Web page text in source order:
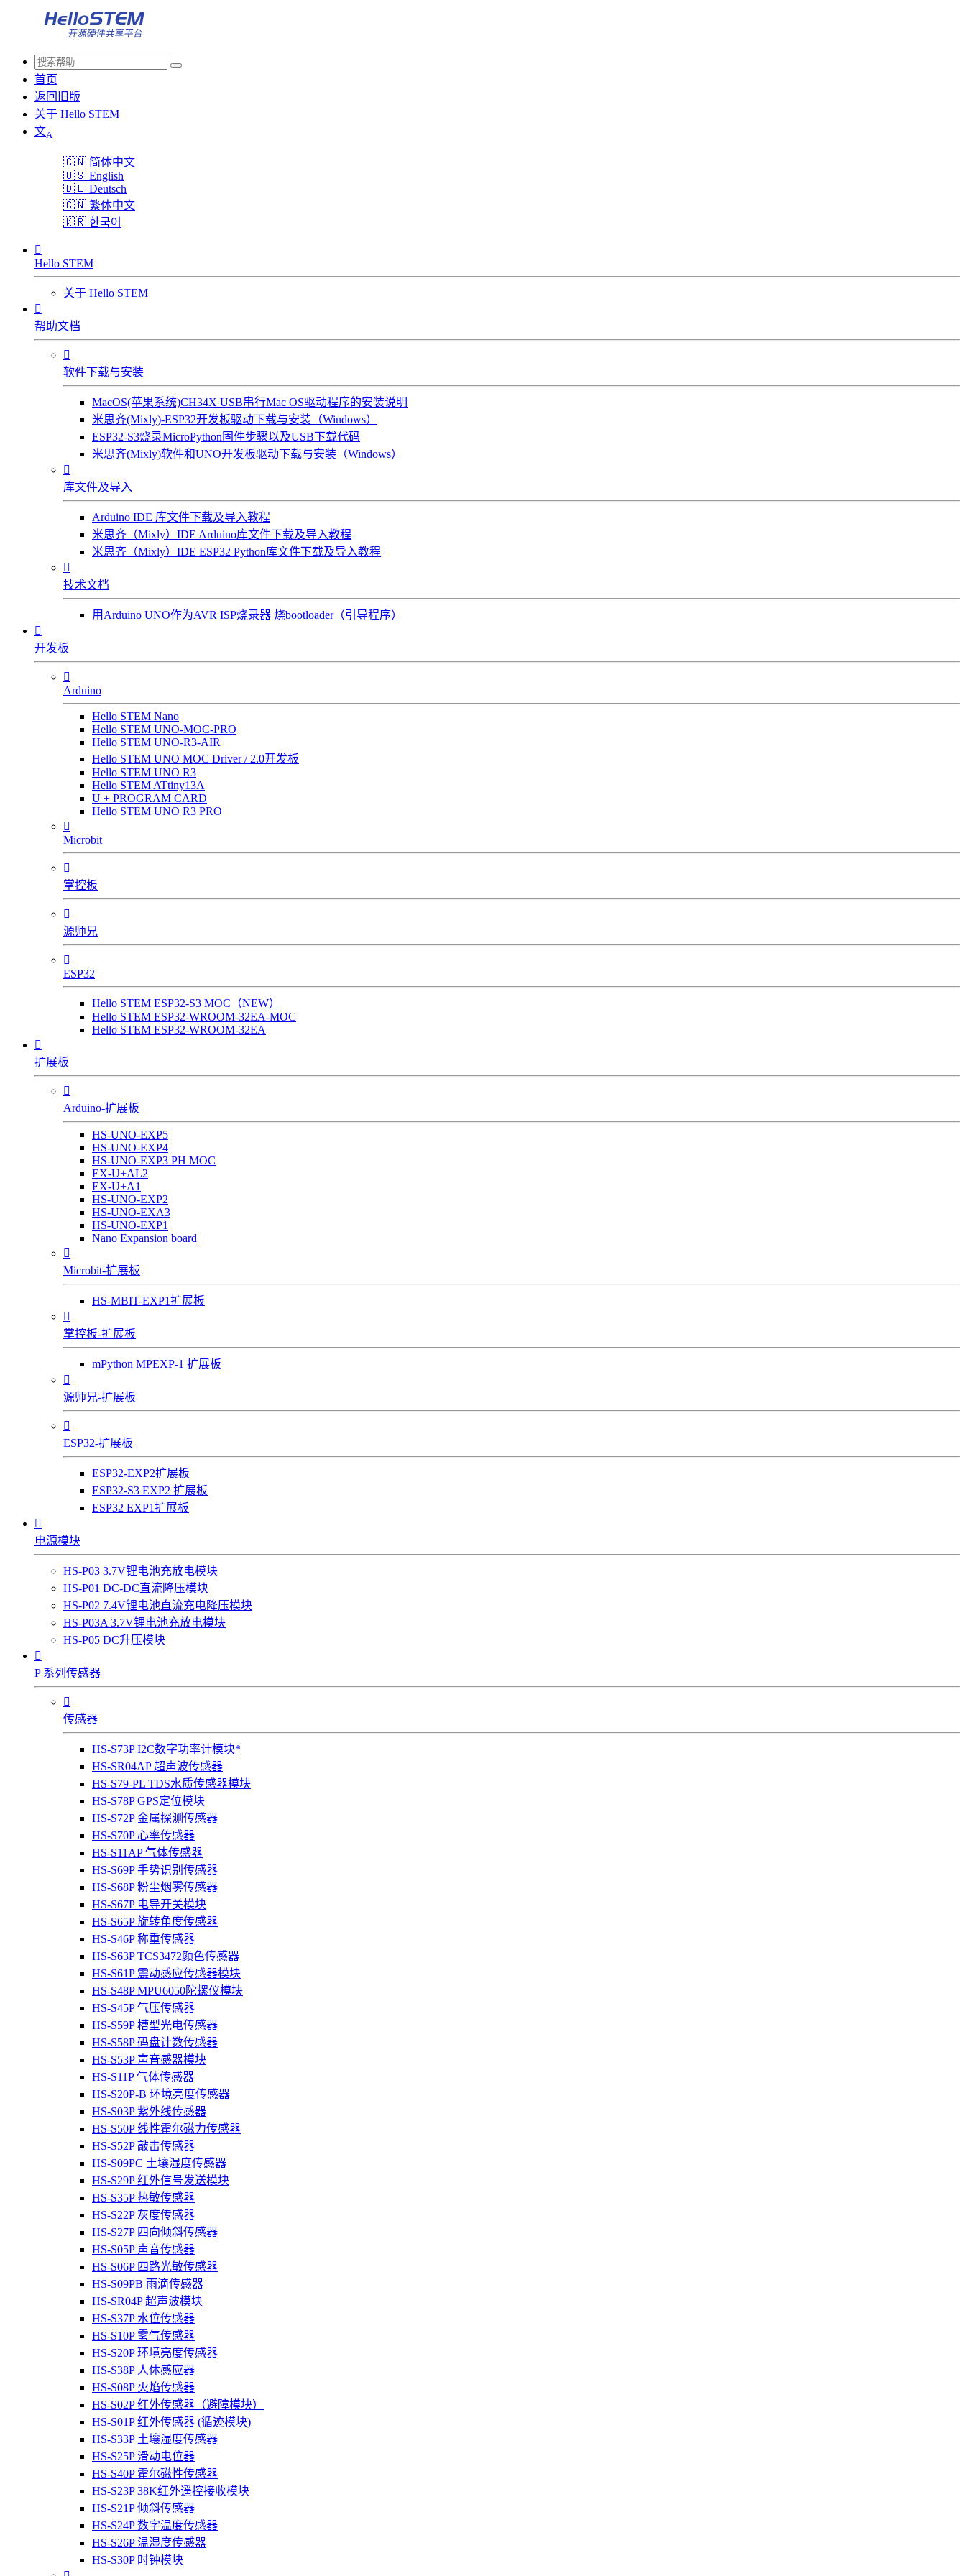
首页
返回旧版
关于 Hello STEM
文A
🇨🇳 简体中文
🇺🇸 English
🇩🇪 Deutsch
🇨🇳 繁体中文
🇰🇷 한국어

Hello STEM
关于 Hello STEM

帮助文档

软件下载与安装
MacOS(苹果系统)CH34X USB串行Mac OS驱动程序的安装说明
米思齐(Mixly)-ESP32开发板驱动下载与安装（Windows）
ESP32-S3烧录MicroPython固件步骤以及USB下载代码
米思齐(Mixly)软件和UNO开发板驱动下载与安装（Windows）

库文件及导入
Arduino IDE 库文件下载及导入教程
米思齐（Mixly）IDE Arduino库文件下载及导入教程
米思齐（Mixly）IDE ESP32 Python库文件下载及导入教程

技术文档
用Arduino UNO作为AVR ISP烧录器 烧bootloader（引导程序）

开发板

Arduino
Hello STEM Nano
Hello STEM UNO-MOC-PRO
Hello STEM UNO-R3-AIR
Hello STEM UNO MOC Driver / 2.0开发板
Hello STEM UNO R3
Hello STEM ATtiny13A
U + PROGRAM CARD
Hello STEM UNO R3 PRO

Microbit

掌控板

源师兄

ESP32
Hello STEM ESP32-S3 MOC（NEW）
Hello STEM ESP32-WROOM-32EA-MOC
Hello STEM ESP32-WROOM-32EA

扩展板

Arduino-扩展板
HS-UNO-EXP5
HS-UNO-EXP4
HS-UNO-EXP3 PH MOC
EX-U+AL2
EX-U+A1
HS-UNO-EXP2
HS-UNO-EXA3
HS-UNO-EXP1
Nano Expansion board

Microbit-扩展板
HS-MBIT-EXP1扩展板

掌控板-扩展板
mPython MPEXP-1 扩展板

源师兄-扩展板

ESP32-扩展板
ESP32-EXP2扩展板
ESP32-S3 EXP2 扩展板
ESP32 EXP1扩展板

电源模块
HS-P03 3.7V锂电池充放电模块
HS-P01 DC-DC直流降压模块
HS-P02 7.4V锂电池直流充电降压模块
HS-P03A 3.7V锂电池充放电模块
HS-P05 DC升压模块

P 系列传感器

传感器
HS-S73P I2C数字功率计模块*
HS-SR04AP 超声波传感器
HS-S79-PL TDS水质传感器模块
HS-S78P GPS定位模块
HS-S72P 金属探测传感器
HS-S70P 心率传感器
HS-S11AP 气体传感器
HS-S69P 手势识别传感器
HS-S68P 粉尘烟雾传感器
HS-S67P 电导开关模块
HS-S65P 旋转角度传感器
HS-S46P 称重传感器
HS-S63P TCS3472颜色传感器
HS-S61P 震动感应传感器模块
HS-S48P MPU6050陀螺仪模块
HS-S45P 气压传感器
HS-S59P 槽型光电传感器
HS-S58P 码盘计数传感器
HS-S53P 声音感器模块
HS-S11P 气体传感器
HS-S20P-B 环境亮度传感器
HS-S03P 紫外线传感器
HS-S50P 线性霍尔磁力传感器
HS-S52P 敲击传感器
HS-S09PC 土壤湿度传感器
HS-S29P 红外信号发送模块
HS-S35P 热敏传感器
HS-S22P 灰度传感器
HS-S27P 四向倾斜传感器
HS-S05P 声音传感器
HS-S06P 四路光敏传感器
HS-S09PB 雨滴传感器
HS-SR04P 超声波模块
HS-S37P 水位传感器
HS-S10P 雾气传感器
HS-S20P 环境亮度传感器
HS-S38P 人体感应器
HS-S08P 火焰传感器
HS-S02P 红外传感器（避障模块）
HS-S01P 红外传感器 (循迹模块)
HS-S33P 土壤湿度传感器
HS-S25P 滑动电位器
HS-S40P 霍尔磁性传感器
HS-S23P 38K红外遥控接收模块
HS-S21P 倾斜传感器
HS-S24P 数字温度传感器
HS-S26P 温湿度传感器
HS-S30P 时钟模块